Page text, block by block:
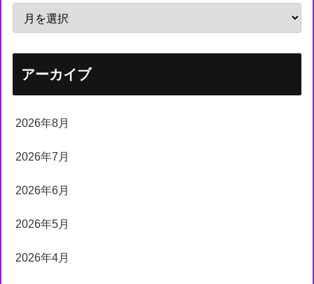
アーカイブ
2026年8月
2026年7月
2026年6月
2026年5月
2026年4月